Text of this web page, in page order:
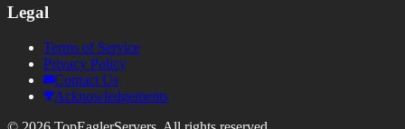
Legal
Terms of Service
Privacy Policy
Contact Us
Acknowledgements